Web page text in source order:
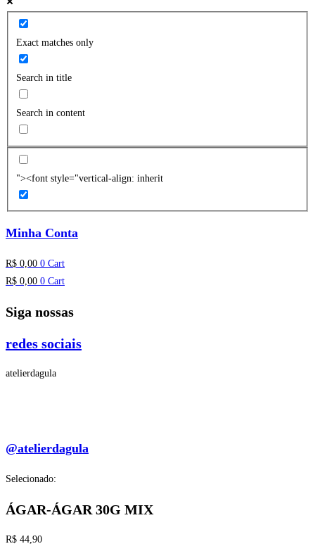
Exact matches only
Search in title
Search in content
"><font style="vertical-align: inherit
Minha Conta
R$ 0,00 0 Cart
R$ 0,00 0 Cart
Siga nossas
redes sociais
atelierdagula
@atelierdagula
Selecionado:
ÁGAR-ÁGAR 30G MIX
R$ 44,90